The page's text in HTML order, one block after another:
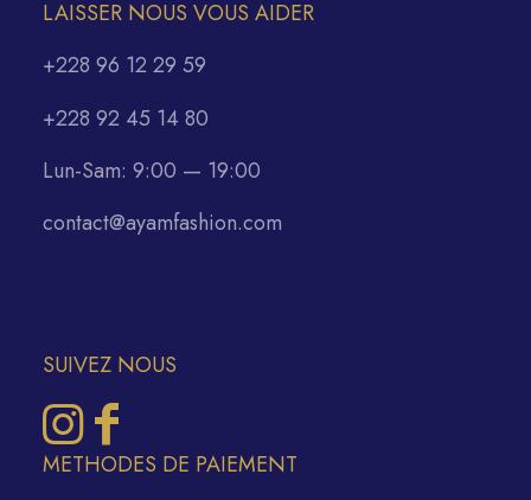
LAISSER NOUS VOUS AIDER
+228 96 12 29 59
+228 92 45 14 80
Lun-Sam: 9:00 — 19:00
contact@ayamfashion.com
SUIVEZ NOUS
METHODES DE PAIEMENT